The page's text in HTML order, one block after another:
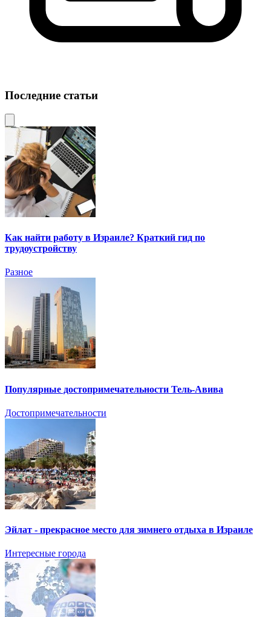
Последние статьи
Как найти работу в Израиле? Краткий гид по
трудоустройству
Разное
Популярные достопримечательности Тель-Авива
Достопримечательности
Эйлат - прекрасное место для зимнего отдыха в Израиле
Интересные города